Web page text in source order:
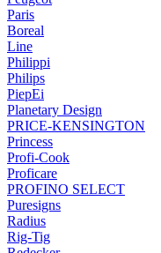
Paris
Boreal
Line
Philippi
Philips
PiepEi
Planetary Design
PRICE-KENSINGTON
Princess
Profi-Cook
Proficare
PROFINO SELECT
Puresigns
Radius
Rig-Tig